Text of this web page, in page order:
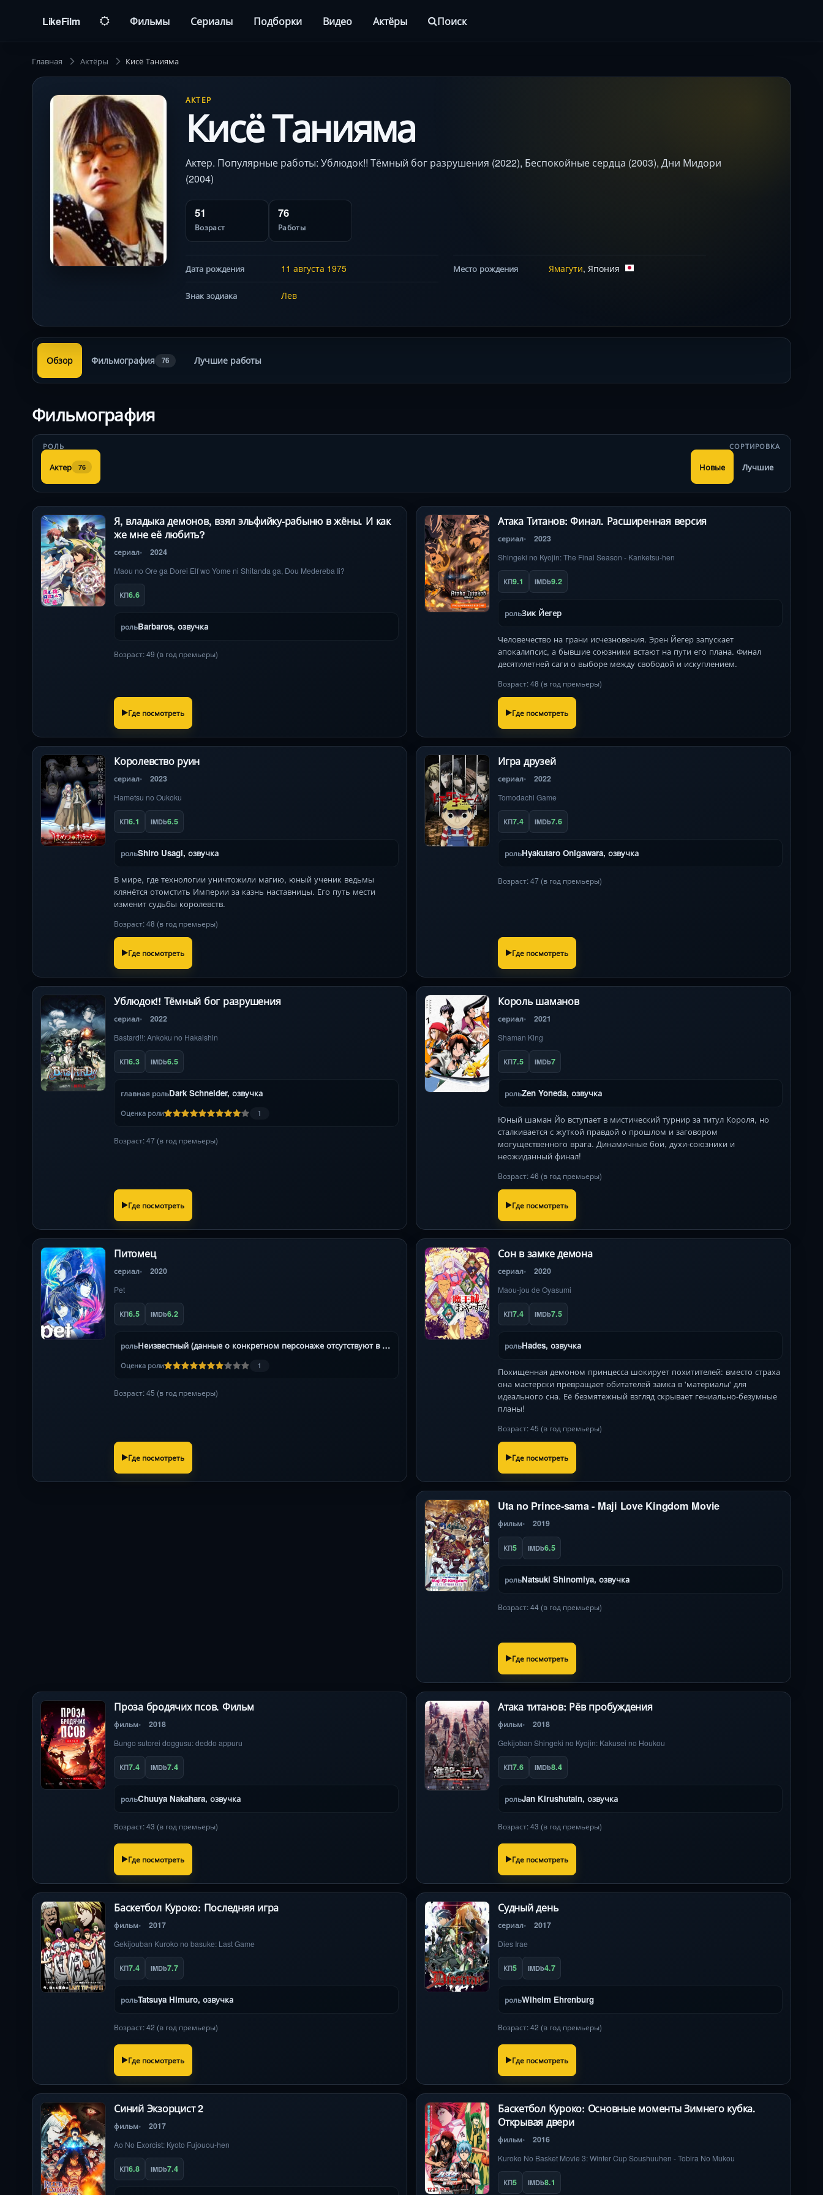
LikeFilm Фильмы Сериалы Подборки Видео Актёры Поиск
Главная Актёры Кисё Танияма
АКТЕР
Кисё Танияма
Актер. Популярные работы: Ублюдок!! Тёмный бог разрушения (2022), Беспокойные сердца (2003), Дни Мидори
(2004)
51
Возраст
76
Работы
Дата рождения 11 августа 1975 Место рождения Ямагути, Япония
Знак зодиака Лев
Обзор Фильмография 76 Лучшие работы
Фильмография
РОЛЬ
Актер 76
СОРТИРОВКА
Новые Лучшие
Я, владыка демонов, взял эльфийку-рабыню в жёны. И как
же мне её любить?
сериал 2024
Maou no Ore ga Dorei Elf wo Yome ni Shitanda ga, Dou Medereba Ii?
КП6.6
рольBarbaros, озвучка
Возраст: 49 (в год премьеры)
Где посмотреть
Атака Титанов: Финал. Расширенная версия
сериал 2023
Shingeki no Kyojin: The Final Season - Kanketsu-hen
КП9.1 IMDb9.2
рольЗик Йегер
Человечество на грани исчезновения. Эрен Йегер запускает
апокалипсис, а бывшие союзники встают на пути его плана. Финал
десятилетней саги о выборе между свободой и искуплением.
Возраст: 48 (в год премьеры)
Где посмотреть
Королевство руин
сериал 2023
Hametsu no Oukoku
КП6.1 IMDb6.5
рольShiro Usagi, озвучка
В мире, где технологии уничтожили магию, юный ученик ведьмы
клянётся отомстить Империи за казнь наставницы. Его путь мести
изменит судьбы королевств.
Возраст: 48 (в год премьеры)
Где посмотреть
Игра друзей
сериал 2022
Tomodachi Game
КП7.4 IMDb7.6
рольHyakutaro Onigawara, озвучка
Возраст: 47 (в год премьеры)
Где посмотреть
Ублюдок!! Тёмный бог разрушения
сериал 2022
Bastard!!: Ankoku no Hakaishin
КП6.3 IMDb6.5
главная рольDark Schneider, озвучка
Оценка роли 1
Возраст: 47 (в год премьеры)
Где посмотреть
Король шаманов
сериал 2021
Shaman King
КП7.5 IMDb7
рольZen Yoneda, озвучка
Юный шаман Йо вступает в мистический турнир за титул Короля, но
сталкивается с жуткой правдой о прошлом и заговором
могущественного врага. Динамичные бои, духи-союзники и
неожиданный финал!
Возраст: 46 (в год премьеры)
Где посмотреть
Питомец
сериал 2020
Pet
КП6.5 IMDb6.2
роль Неизвестный (данные о конкретном персонаже отсутствуют в предоставленных источниках)
Оценка роли 1
Возраст: 45 (в год премьеры)
Где посмотреть
Сон в замке демона
сериал 2020
Maou-jou de Oyasumi
КП7.4 IMDb7.5
рольHades, озвучка
Похищенная демоном принцесса шокирует похитителей: вместо страха
она мастерски превращает обитателей замка в 'материалы' для
идеального сна. Её безмятежный взгляд скрывает гениально-безумные
планы!
Возраст: 45 (в год премьеры)
Где посмотреть
Uta no Prince-sama - Maji Love Kingdom Movie
фильм 2019
КП5 IMDb6.5
рольNatsuki Shinomiya, озвучка
Возраст: 44 (в год премьеры)
Где посмотреть
Проза бродячих псов. Фильм
фильм 2018
Bungo sutorei doggusu: deddo appuru
КП7.4 IMDb7.4
рольChuuya Nakahara, озвучка
Возраст: 43 (в год премьеры)
Где посмотреть
Атака титанов: Рёв пробуждения
фильм 2018
Gekijoban Shingeki no Kyojin: Kakusei no Houkou
КП7.6 IMDb8.4
рольJan Kirushutain, озвучка
Возраст: 43 (в год премьеры)
Где посмотреть
Баскетбол Куроко: Последняя игра
фильм 2017
Gekijouban Kuroko no basuke: Last Game
КП7.4 IMDb7.7
рольTatsuya Himuro, озвучка
Возраст: 42 (в год премьеры)
Где посмотреть
Судный день
сериал 2017
Dies Irae
КП5 IMDb4.7
рольWihelm Ehrenburg
Возраст: 42 (в год премьеры)
Где посмотреть
Синий Экзорцист 2
фильм 2017
Ao No Exorcist: Kyoto Fujouou-hen
КП6.8 IMDb7.4
Баскетбол Куроко: Основные моменты Зимнего кубка.
Открывая двери
фильм 2016
Kuroko No Basket Movie 3: Winter Cup Soushuuhen - Tobira No Mukou
КП5 IMDb8.1